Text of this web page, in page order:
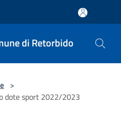
di Retorbido
>
dote sport 2022/2023